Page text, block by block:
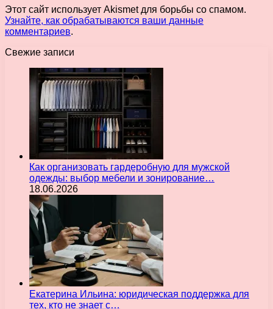
Этот сайт использует Akismet для борьбы со спамом.
Узнайте, как обрабатываются ваши данные
комментариев.
Свежие записи
Как организовать гардеробную для мужской
одежды: выбор мебели и зонирование…
18.06.2026
Екатерина Ильина: юридическая поддержка для
тех, кто не знает с…